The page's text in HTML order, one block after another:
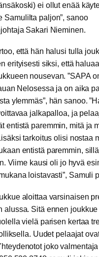
ei ollut enää
Samulilta paljon”, sanoo
Sakari Nieminen.
että hän halusi tulla
erityisesti siksi, että haluaa
nousevan. ”SAPA
Nelosessa ja on aika
ylemmäs”, hän sanoo.
jalkapalloa, ja
entistä paremmin, mitä ja
tarkoitus olisi nostaa
entistä paremmin,
Viime kausi oli jo hyvä
loistavasti”, Samuli
aloittaa varsinaisen
alussa. Sitä ennen joukkue
vielä parisen kertaa
Uudet pelaajat
joko